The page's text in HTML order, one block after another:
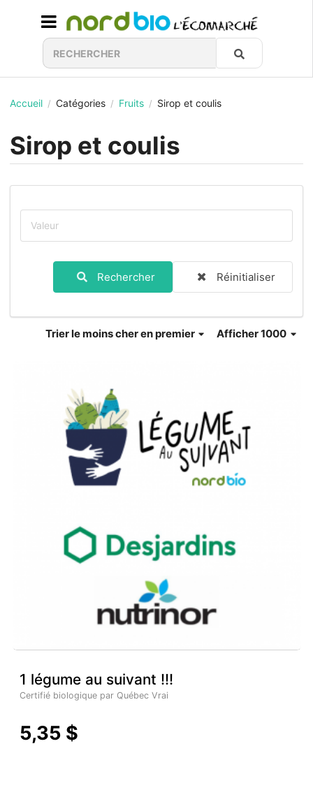
Accueil / Catégories / Fruits / Sirop et coulis
Sirop et coulis
Rechercher Réinitialiser
Afficher 1000
Trierle moins cher en premier
1 légume au suivant !!!
Certifié biologique par Québec Vrai
5,35 $